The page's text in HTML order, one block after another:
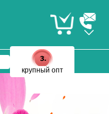
крупный опт